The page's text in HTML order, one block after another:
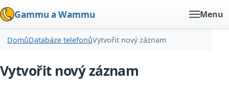
Gammu a Wammu Menu
DomůDatabáze telefonůVytvořit nový záznam
Vytvořit nový záznam